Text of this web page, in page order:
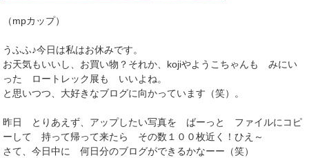
（mpカップ）
うふふ♪今日は私はお休みです。
お天気もいいし、お買い物？それか、kojiやようこちゃんも みにい
った ロートレック展も いいよね。
と思いつつ、大好きなブログに向かっています（笑）。
昨日 とりあえず、アップしたい写真を ばーっと ファイルにコピ
ーして 持って帰って来たら その数１００枚近く！ひえ～
さて、今日中に 何日分のブログができるかなーー（笑）